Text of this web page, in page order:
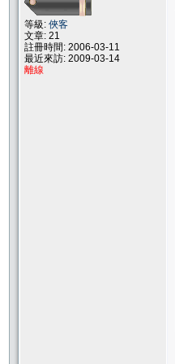
等級: 俠客
文章: 21
註冊時間: 2006-03-11
最近來訪: 2009-03-14
離線